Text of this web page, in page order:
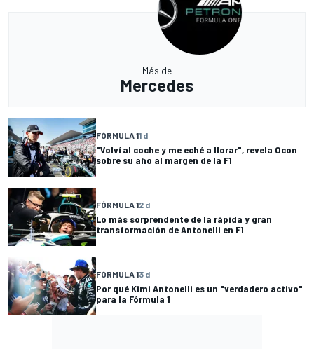
Más de
Mercedes
FÓRMULA 11 d
"Volví al coche y me eché a llorar", revela Ocon
sobre su año al margen de la F1
FÓRMULA 12 d
Lo más sorprendente de la rápida y gran
transformación de Antonelli en F1
FÓRMULA 13 d
Por qué Kimi Antonelli es un "verdadero activo"
para la Fórmula 1